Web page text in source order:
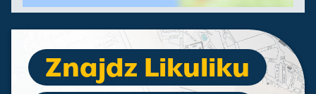
Znajdz Likuliku